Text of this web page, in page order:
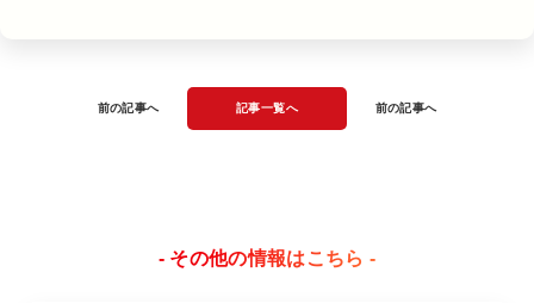
前の記事へ 記事一覧へ 前の記事へ
- その他の情報はこちら -